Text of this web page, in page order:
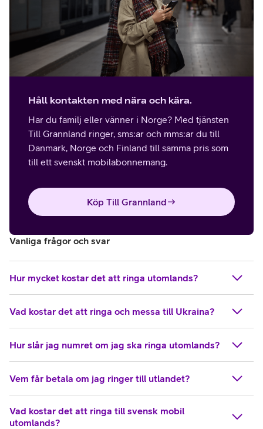
Håll kontakten med nära och kära.
Har du familj eller vänner i Norge? Med tjänsten
Till Grannland ringer, sms:ar och mms:ar du till
Danmark, Norge och Finland till samma pris som
till ett svenskt mobilabonnemang.
Köp Till Grannland
Vanliga frågor och svar
Hur mycket kostar det att ringa utomlands?
Vad kostar det att ringa och messa till Ukraina?
Hur slår jag numret om jag ska ringa utomlands?
Vem får betala om jag ringer till utlandet?
Vad kostar det att ringa till svensk mobil
utomlands?